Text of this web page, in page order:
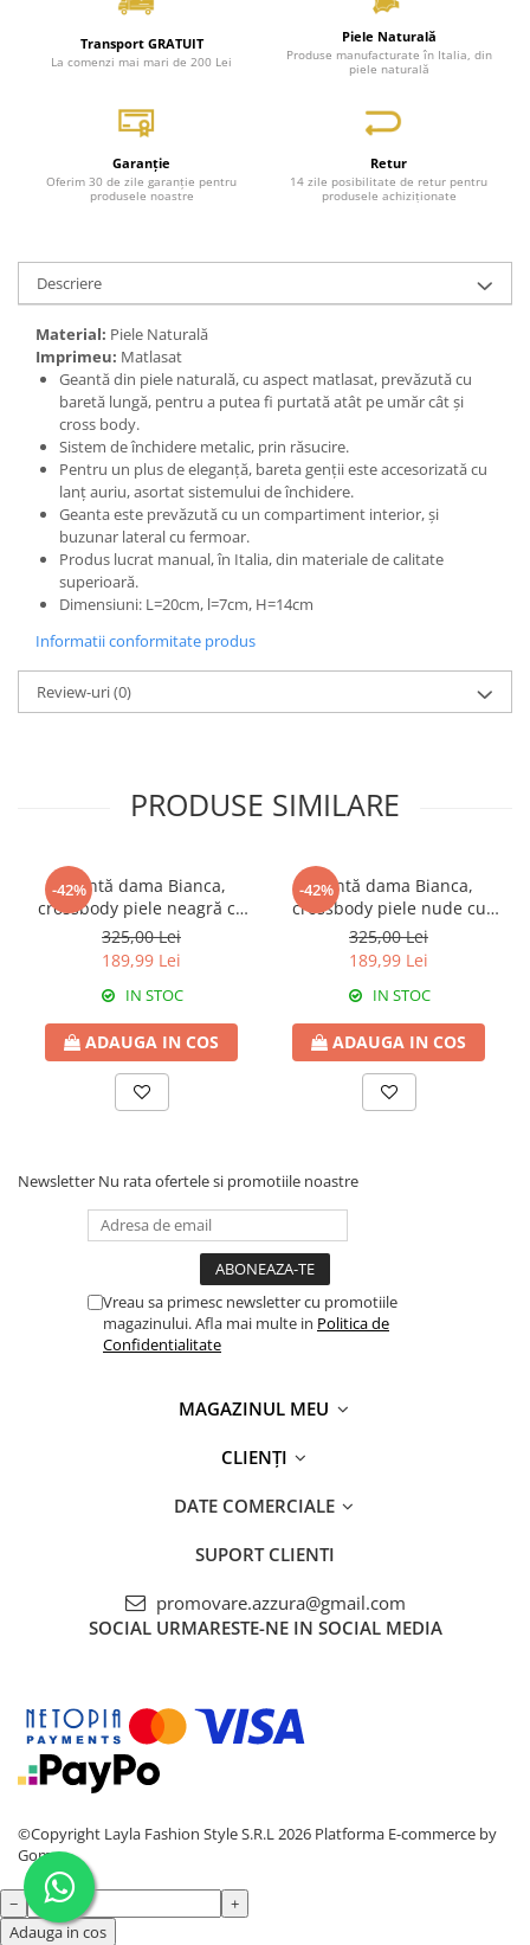
Transport GRATUIT
La comenzi mai mari de 200 Lei
Piele Naturală
Produse manufacturate în Italia, din
piele naturală
Garanție
Oferim 30 de zile garanție pentru
produsele noastre
Retur
14 zile posibilitate de retur pentru
produsele achiziționate
Descriere
Material: Piele Naturală
Imprimeu: Matlasat
Geantă din piele naturală, cu aspect matlasat, prevăzută cu
baretă lungă, pentru a putea fi purtată atât pe umăr cât și
cross body.
Sistem de închidere metalic, prin răsucire.
Pentru un plus de eleganță, bareta genții este accesorizată cu
lanț auriu, asortat sistemului de închidere.
Geanta este prevăzută cu un compartiment interior, și
buzunar lateral cu fermoar.
Produs lucrat manual, în Italia, din materiale de calitate
superioară.
Dimensiuni: L=20cm, l=7cm, H=14cm
Informatii conformitate produs
Review-uri(0)
PRODUSE SIMILARE
-42%
Geantă dama Bianca,
crossbody piele neagră cu
aspect matlasat cu accesorii
argintii,8003
325,00 Lei
189,99 Lei
IN STOC
ADAUGA IN COS
-42%
Geantă dama Bianca,
crossbody piele nude cu
aspect matlasat -
monocompartimentată
8003
325,00 Lei
189,99 Lei
IN STOC
ADAUGA IN COS
Newsletter Nu rata ofertele si promotiile noastre
Vreau sa primesc newsletter cu promotiile
magazinului. Afla mai multe in Politica de
Confidentialitate
MAGAZINUL MEU
CLIENȚI
DATE COMERCIALE
SUPORT CLIENTI
promovare.azzura@gmail.com
SOCIAL URMARESTE-NE IN SOCIAL MEDIA
©Copyright Layla Fashion Style S.R.L 2026 Platforma E-commerce by
Gomag
−
+
Adauga in cos